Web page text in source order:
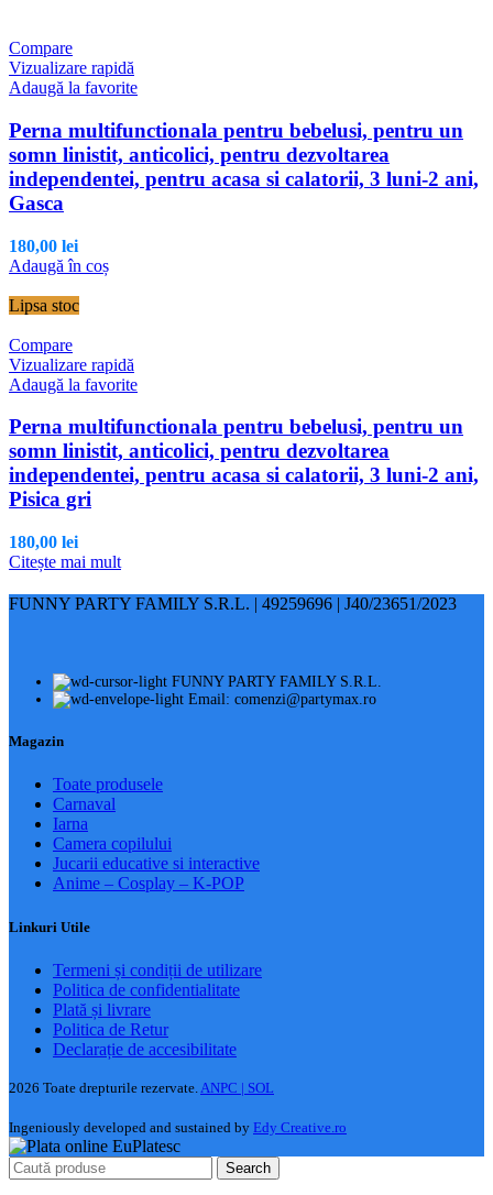
Compare
Vizualizare rapidă
Adaugă la favorite
Perna multifunctionala pentru bebelusi, pentru un
somn linistit, anticolici, pentru dezvoltarea
independentei, pentru acasa si calatorii, 3 luni-2 ani,
Gasca
180,00 lei
Adaugă în coș
Lipsa stoc
Compare
Vizualizare rapidă
Adaugă la favorite
Perna multifunctionala pentru bebelusi, pentru un
somn linistit, anticolici, pentru dezvoltarea
independentei, pentru acasa si calatorii, 3 luni-2 ani,
Pisica gri
180,00 lei
Citește mai mult
FUNNY PARTY FAMILY S.R.L. | 49259696 | J40/23651/2023
FUNNY PARTY FAMILY S.R.L.
Email: comenzi@partymax.ro
Magazin
Toate produsele
Carnaval
Iarna
Camera copilului
Jucarii educative si interactive
Anime – Cosplay – K‑POP
Linkuri Utile
Termeni și condiții de utilizare
Politica de confidentialitate
Plată și livrare
Politica de Retur
Declarație de accesibilitate
2026 Toate drepturile rezervate. ANPC | SOL
Ingeniously developed and sustained by Edy Creative.ro
Search